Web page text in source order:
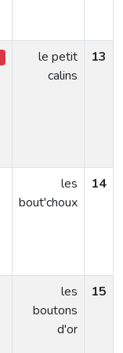
13
le petit
calins
14
les
bout'choux
15
les
boutons
d'or